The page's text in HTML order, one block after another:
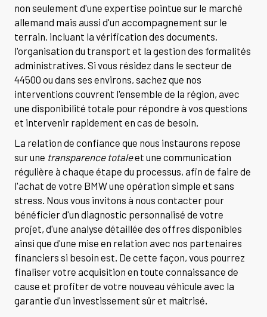
non seulement d'une expertise pointue sur le marché
allemand mais aussi d'un accompagnement sur le
terrain, incluant la vérification des documents,
l'organisation du transport et la gestion des formalités
administratives. Si vous résidez dans le secteur de
44500 ou dans ses environs, sachez que nos
interventions couvrent l'ensemble de la région, avec
une disponibilité totale pour répondre à vos questions
et intervenir rapidement en cas de besoin.
La relation de confiance que nous instaurons repose
sur une transparence totaleet une communication
régulière à chaque étape du processus, afin de faire de
l'achat de votre BMW une opération simple et sans
stress. Nous vous invitons à nous contacter pour
bénéficier d'un diagnostic personnalisé de votre
projet, d'une analyse détaillée des offres disponibles
ainsi que d'une mise en relation avec nos partenaires
financiers si besoin est. De cette façon, vous pourrez
finaliser votre acquisition en toute connaissance de
cause et profiter de votre nouveau véhicule avec la
garantie d'un investissement sûr et maîtrisé.